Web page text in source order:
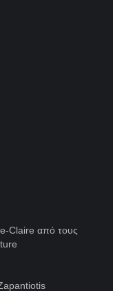
Claire από τους